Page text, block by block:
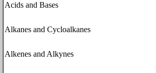
Acids and Bases
Alkanes and Cycloalkanes
Alkenes and Alkynes